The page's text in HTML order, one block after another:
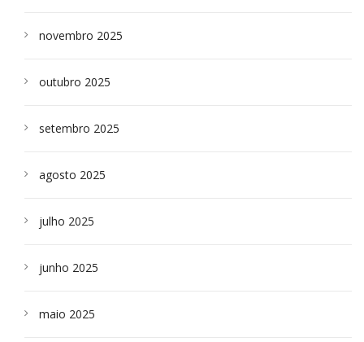
novembro 2025
outubro 2025
setembro 2025
agosto 2025
julho 2025
junho 2025
maio 2025